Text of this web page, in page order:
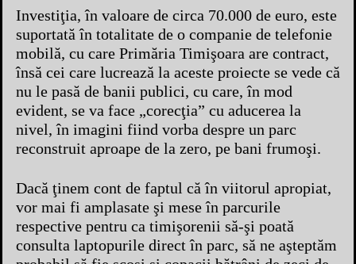
Investiţia, în valoare de circa 70.000 de euro, este
suportată în totalitate de o companie de telefonie
mobilă, cu care Primăria Timişoara are contract,
însă cei care lucrează la aceste proiecte se vede că
nu le pasă de banii publici, cu care, în mod
evident, se va face „corecţia” cu aducerea la
nivel, în imagini fiind vorba despre un parc
reconstruit aproape de la zero, pe bani frumoşi.
Dacă ţinem cont de faptul că în viitorul apropiat,
vor mai fi amplasate şi mese în parcurile
respective pentru ca timişorenii să-şi poată
consulta laptopurile direct în parc, să ne aşteptăm